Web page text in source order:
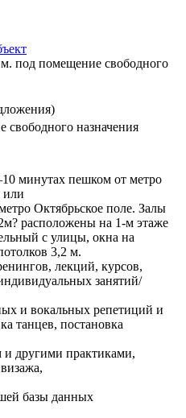
под помещение свободного
свободного назначения
минутах пешком от метро
или
Октябрьское поле. Залы
расположены на 1-м этаже
с улицы, окна на
3,2 м.
лекций, курсов,
занятий/
и вокальных репетиций и
танцев, постановка
и другими практиками,
базы данных